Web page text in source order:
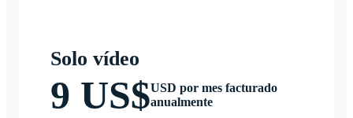
Solo vídeo
9 US$USD por mes facturado
anualmente